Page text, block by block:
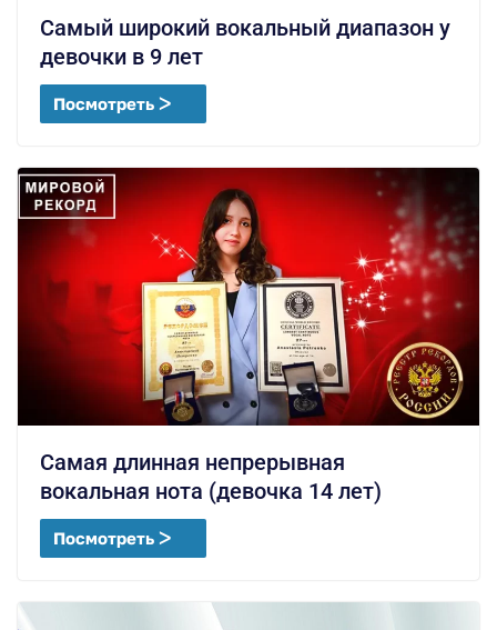
Самый широкий вокальный диапазон у
девочки в 9 лет
Посмотреть ᐳ
Самая длинная непрерывная
вокальная нота (девочка 14 лет)
Посмотреть ᐳ